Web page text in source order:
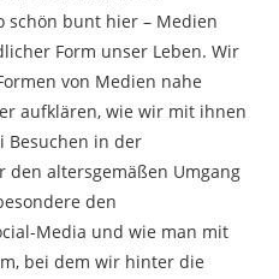
schön bunt hier – Medien
Form unser Leben. Wir
von Medien nahe
aufklären, wie wir mit ihnen
Besuchen in der
altersgemäßen Umgang
den
Media und wie man mit
bei dem wir hinter die